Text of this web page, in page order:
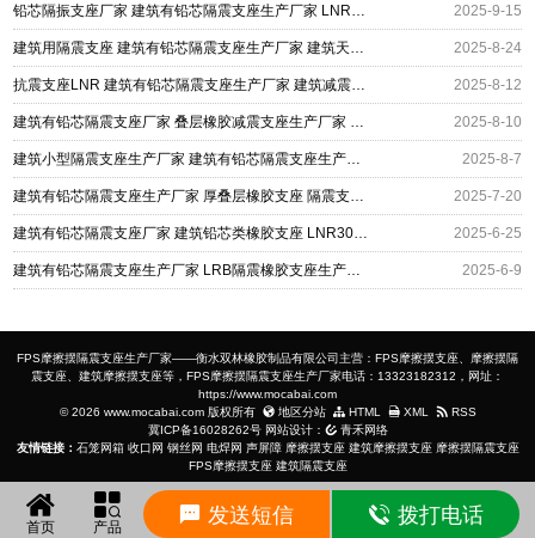
铅芯隔振支座厂家 建筑有铅芯隔震支座生产厂家 LNR400天然橡胶支座生产厂家 2025-9-15
建筑用隔震支座 建筑有铅芯隔震支座生产厂家 建筑天然橡胶支座 2025-8-24
抗震支座LNR 建筑有铅芯隔震支座生产厂家 建筑减震抗震支座 2025-8-12
建筑有铅芯隔震支座厂家 叠层橡胶减震支座生产厂家 建筑工程隔震支座哪家好 2025-8-10
建筑小型隔震支座生产厂家 建筑有铅芯隔震支座生产厂家 减震支座 2025-8-7
建筑有铅芯隔震支座生产厂家 厚叠层橡胶支座 隔震支座LBR 2025-7-20
建筑有铅芯隔震支座厂家 建筑铅芯类橡胶支座 LNR300天然橡胶支座生产厂家 2025-6-25
建筑有铅芯隔震支座生产厂家 LRB隔震橡胶支座生产厂家 建筑橡胶隔震支座 2025-6-9
首页 产品 发送短信 拨打电话
FPS摩擦摆隔震支座生产厂家——衡水双林橡胶制品有限公司主营：FPS摩擦摆支座、摩擦摆隔
震支座、建筑摩擦摆支座等，FPS摩擦摆隔震支座生产厂家电话：13323182312，网址：
https://www.mocabai.com
© 2026 www.mocabai.com 版权所有
地区分站 HTML XML
RSS
冀ICP备16028262号网站设计：
青禾网络
友情链接： 石笼网箱 收口网 钢丝网 电焊网 声屏障 摩擦摆支座 建筑摩擦摆支座 摩擦摆隔震支座
FPS摩擦摆支座 建筑隔震支座